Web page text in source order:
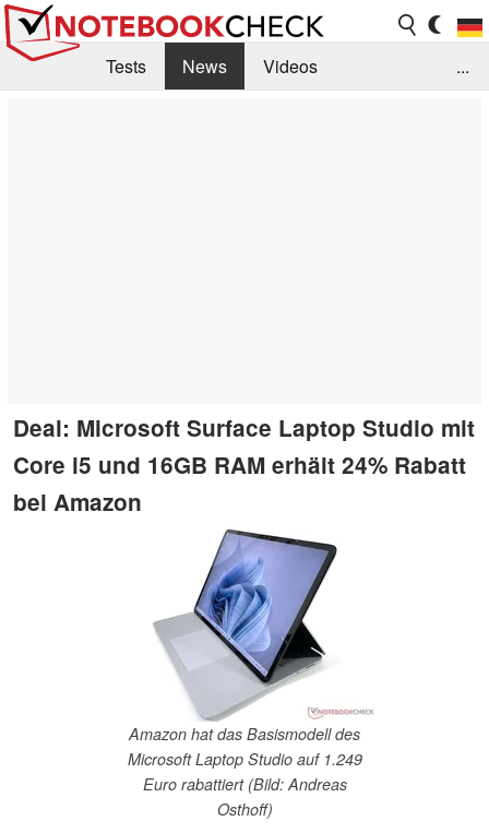
Tests News
Videos
...
Deal: Microsoft Surface Laptop Studio mit
Core i5 und 16GB RAM erhält 24% Rabatt
bei Amazon
Amazon hat das Basismodell des
Microsoft Laptop Studio auf 1.249
Euro rabattiert (Bild: Andreas
Osthoff)